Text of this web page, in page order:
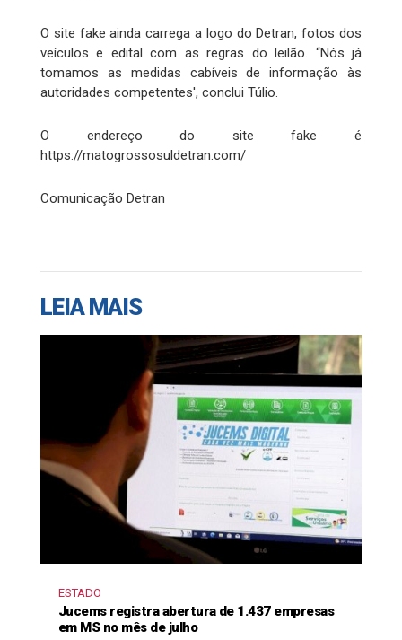
O site fake ainda carrega a logo do Detran, fotos dos
veículos e edital com as regras do leilão. “Nós já
tomamos as medidas cabíveis de informação às
autoridades competentes', conclui Túlio.
O endereço do site fake é
https://matogrossosuldetran.com/
Comunicação Detran
LEIA MAIS
ESTADO
Jucems registra abertura de 1.437 empresas
em MS no mês de julho